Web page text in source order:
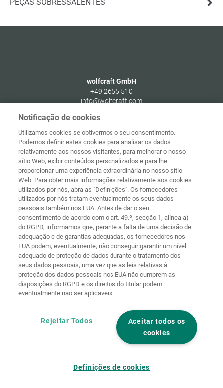
PEÇAS SOBRESSALENTES
wolfcraft GmbH
+49 2655 510
info@wolfcraft.com
Wolffstraße 1
Germany
Página
principal Contacto Aviso legal
Proteção de
Termos e
condições
Diretivas de
cookies Iniciar sessão
Declaração de
Acessibilidade
Definições de cookies
Notificação de cookies
Utilizamos cookies se obtivermos o seu consentimento.
Podemos definir estes cookies para analisar os dados
relativamente aos nossos visitantes, para melhorar o nosso
sítio Web, exibir conteúdos personalizados e para lhe
proporcionar uma experiência extraordinária no nosso sítio
Web. Para obter mais informações relativamente aos cookies
utilizados por nós, abra as "Definições". Os fornecedores
utilizados por nós tratam eventualmente os seus dados
pessoais também nos EUA. Antes de dar o seu
consentimento de acordo com o art. 49.º, secção 1, alínea a)
do RGPD, informamos que, perante a falta de uma decisão de
adequação e de garantias adequadas, os fornecedores nos
EUA podem, eventualmente, não conseguir garantir um nível
adequado de proteção de dados durante o tratamento dos
seus dados pessoais, uma vez que as leis relativas à
proteção dos dados pessoais nos EUA não cumprem as
disposições do RGPD e os direitos do titular podem
eventualmente não ser aplicáveis.
Aceitar todos os
cookies
Rejeitar Todos
Definições de cookies